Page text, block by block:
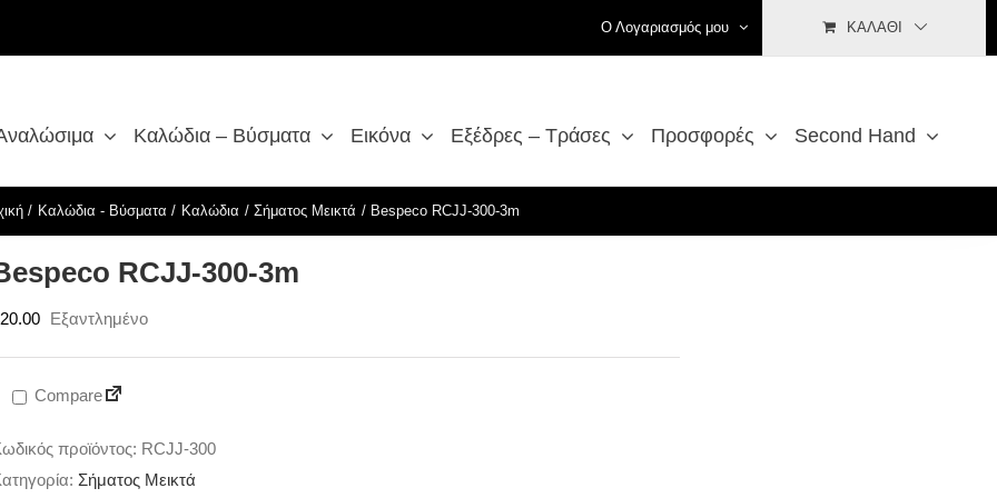
Ο Λογαριασμός μου ΚΑΛΆΘΙ
Καλώδια – Βύσματα Εικόνα Εξέδρες – Τράσες Προσφορές Second Hand
Καλώδια - Βύσματα Καλώδια Σήματος Μεικτά Bespeco RCJJ-300-3m
RCJJ-300-3m
20.00 Εξαντλημένο
Compare
προϊόντος: RCJJ-300
Σήματος Μεικτά